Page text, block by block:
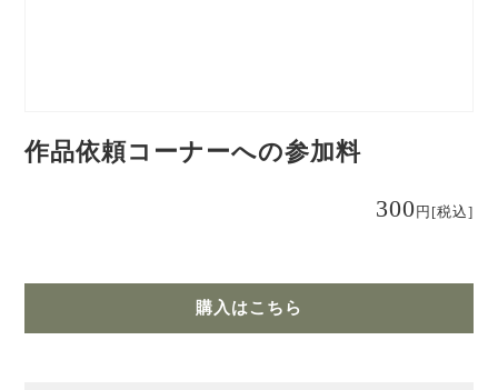
作品依頼コーナーへの参加料
300 円 [税込]
購入はこちら